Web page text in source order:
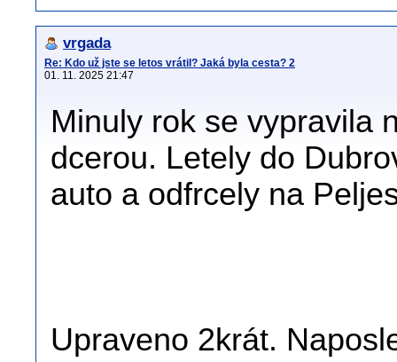
vrgada
Re: Kdo už jste se letos vrátil? Jaká byla cesta? 2
01. 11. 2025 21:47
Minuly rok se vypravila
dcerou. Letely do
auto a odfrcely na
Upraveno 2krát.